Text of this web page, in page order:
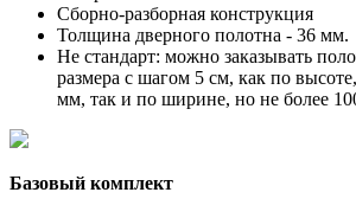
Сборно-разборная конструкция
Толщина дверного полотна - 36 мм.
Не стандарт: можно заказывать
размера с шагом 5 см, как по
мм, так и по ширине, но не более
Базовый комплект